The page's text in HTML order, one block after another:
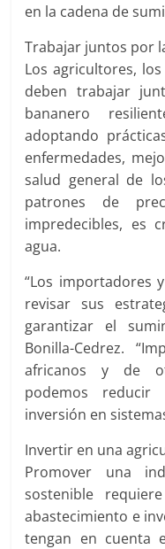
en la cadena de
Trabajar juntos por
Los agricultores,
deben trabajar
bananero
adoptando
enfermedades,
salud general de
patrones de
impredecibles, es
agua.
“Los importadores
revisar sus
garantizar el
Bonilla-Cedrez.
africanos y de
podemos
inversión en
Invertir en una
Promover una
sostenible
abastecimiento e
tengan en cuenta